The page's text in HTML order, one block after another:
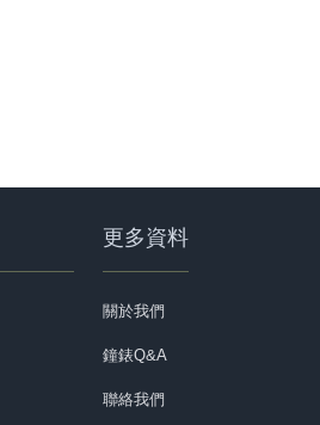
更多資料
關於我們
鐘錶Q&A
聯絡我們